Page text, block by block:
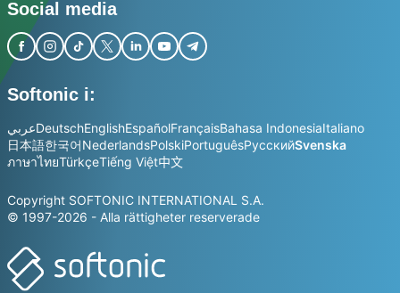
Social media
Softonic i:
عربيDeutschEnglishEspañolFrançaisBahasa IndonesiaItaliano
日本語한국어NederlandsPolskiPortuguêsРусскийSvenska
ภาษาไทยTürkçeTiếng Việt中文
Copyright SOFTONIC INTERNATIONAL S.A.
© 1997-2026 - Alla rättigheter reserverade